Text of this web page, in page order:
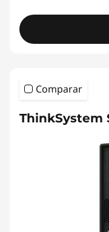
Comparar
ThinkSystem